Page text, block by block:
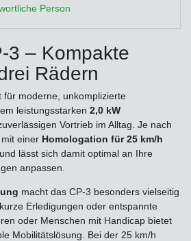
Person
3 – Kompakte
Rädern
für moderne, unkomplizierte
leistungsstarken 2,0 kW
Vortrieb im Alltag. Je nach
einer Homologation für 25 km/h
lässt sich damit optimal an Ihre
anpassen.
macht das CP-3 besonders vielseitig
Erledigungen oder entspannte
oder Menschen mit Handicap bietet
Mobilitätslösung. Bei der 25 km/h